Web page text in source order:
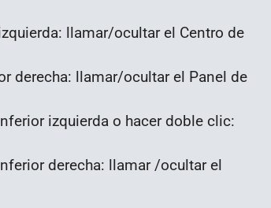
llamar/ocultar el Centro de
derecha: llamar/ocultar el Panel de
izquierda o hacer doble clic:
derecha: llamar /ocultar el